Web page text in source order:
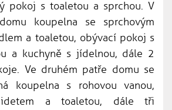
pokoj s toaletou a sprchou. V
koupelna se sprchovým
a toaletou, obývací pokoj s
a kuchyně s jídelnou, dále 2
Ve druhém patře domu se
koupelna s rohovou vanou,
a toaletou, dále tři